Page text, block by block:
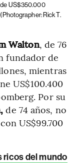
de US$350.000
(Photographer: Rick T.
Walton, de 76
fundador de
mientras
US$100.400
Por su
de 74 años, no
US$99.700
ricos del mundo